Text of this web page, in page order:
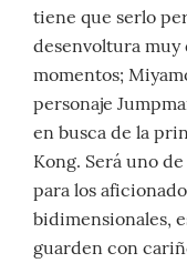
tiene que serlo
desenvoltura muy
momentos;
personaje
en busca de la
Kong. Será uno
para los
bidimensionales,
guarden con